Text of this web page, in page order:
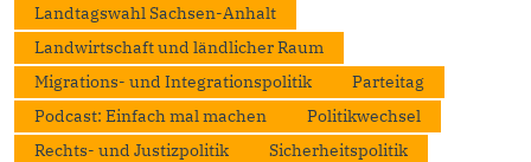
Landtagswahl Sachsen-Anhalt
Landwirtschaft und ländlicher Raum
Migrations- und Integrationspolitik
Parteitag
Podcast: Einfach mal machen
Politikwechsel
Rechts- und Justizpolitik
Sicherheitspolitik